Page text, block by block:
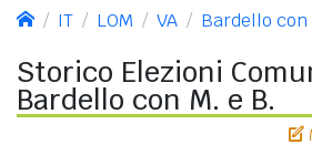
IT LOM VA Bardello con
Storico Elezioni
Bardello con M. e B.